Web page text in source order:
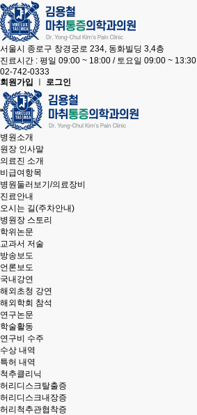
서울시 종로구 창경궁로 234, 동화빌딩 3,4층
진료시간 : 평일 09:00 ~ 18:00 / 토요일 09:00 ~ 13:30
02-742-0333
회원가입
로그인
병원소개
원장 인사말
의료진 소개
비급여항목
병원둘러보기/의료장비
진료안내
오시는 길(주차안내)
병원장 스토리
학위논문
교과서 저술
방송보도
언론보도
국내강연
해외초청 강연
해외학회 참석
연구논문
학술활동
연구비 수주
수상 내역
특허 내역
척추클리닉
허리디스크탈출증
허리디스크내장증
허리척추관협착증